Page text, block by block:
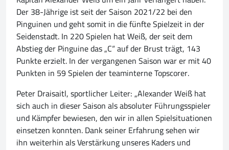
Der 38-Jährige ist seit der Saison 2021/22 bei den
Pinguinen und geht somit in die fünfte Spielzeit in der
Seidenstadt. In 220 Spielen hat Weiß, der seit dem
Abstieg der Pinguine das „C“ auf der Brust trägt, 143
Punkte erzielt. In der vergangenen Saison war er mit 40
Punkten in 59 Spielen der teaminterne Topscorer.
Peter Draisaitl, sportlicher Leiter: „Alexander Weiß hat
sich auch in dieser Saison als absoluter Führungsspieler
und Kämpfer bewiesen, den wir in allen Spielsituationen
einsetzen konnten. Dank seiner Erfahrung sehen wir
ihn weiterhin als Verstärkung unseres Kaders und